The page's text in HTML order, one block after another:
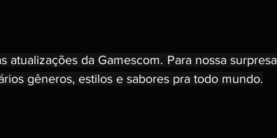
atualizações da Gamescom. Para nossa
gêneros, estilos e sabores pra todo mundo.